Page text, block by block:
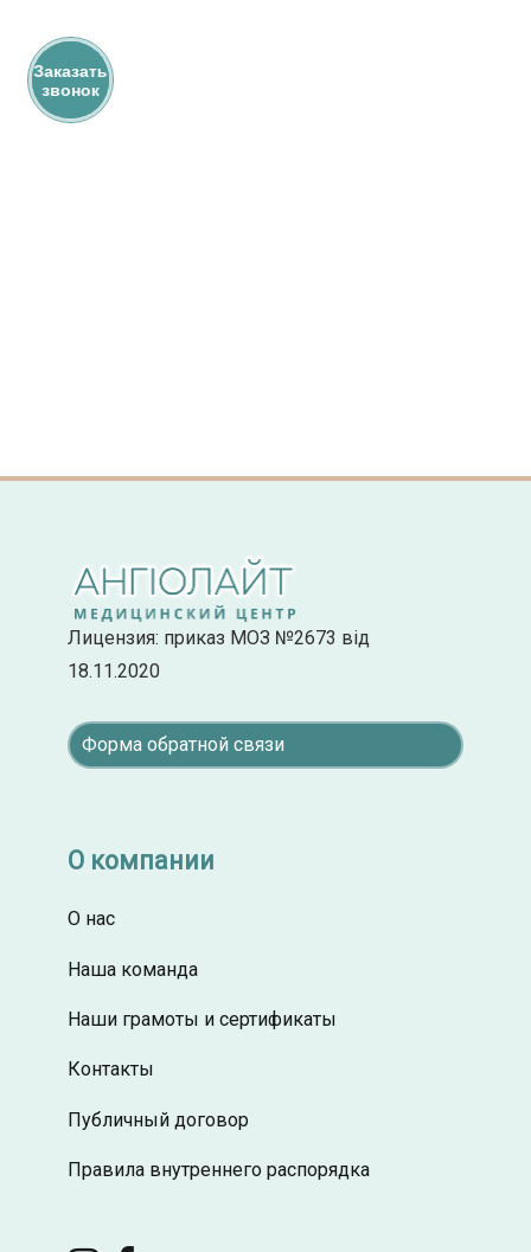
Лицензия: приказ МОЗ №2673 від
18.11.2020
Форма обратной связи
О компании
О нас
Наша команда
Наши грамоты и сертификаты
Контакты
Публичный договор
Правила внутреннего распорядка
Заказать
звонок